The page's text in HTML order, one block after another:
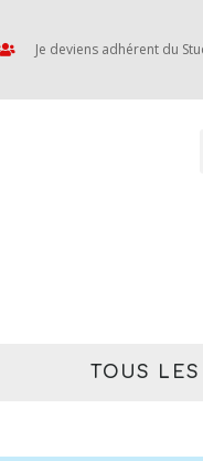
Je deviens adhérent du
TOUS